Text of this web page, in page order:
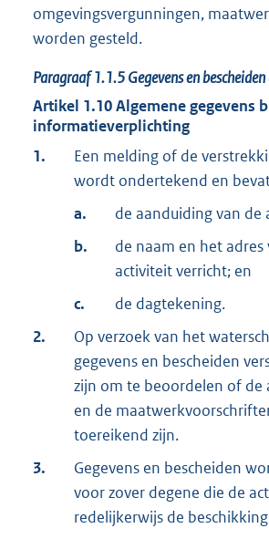
omgevingsvergunningen,
worden gesteld.
Paragraaf1.1.5Gegevens en
Artikel 1.10Algemene gegevens
informatieverplichting
1.
Een melding of de
wordt ondertekend en
a.
de aanduiding van de
b.
de naam en het
activiteit verricht; en
c.
de dagtekening.
2.
Op verzoek van het
gegevens en bescheiden
zijn om te beoordelen of de
en de
toereikend zijn.
3.
Gegevens en bescheiden
voor zover degene die de
redelijkerwijs de